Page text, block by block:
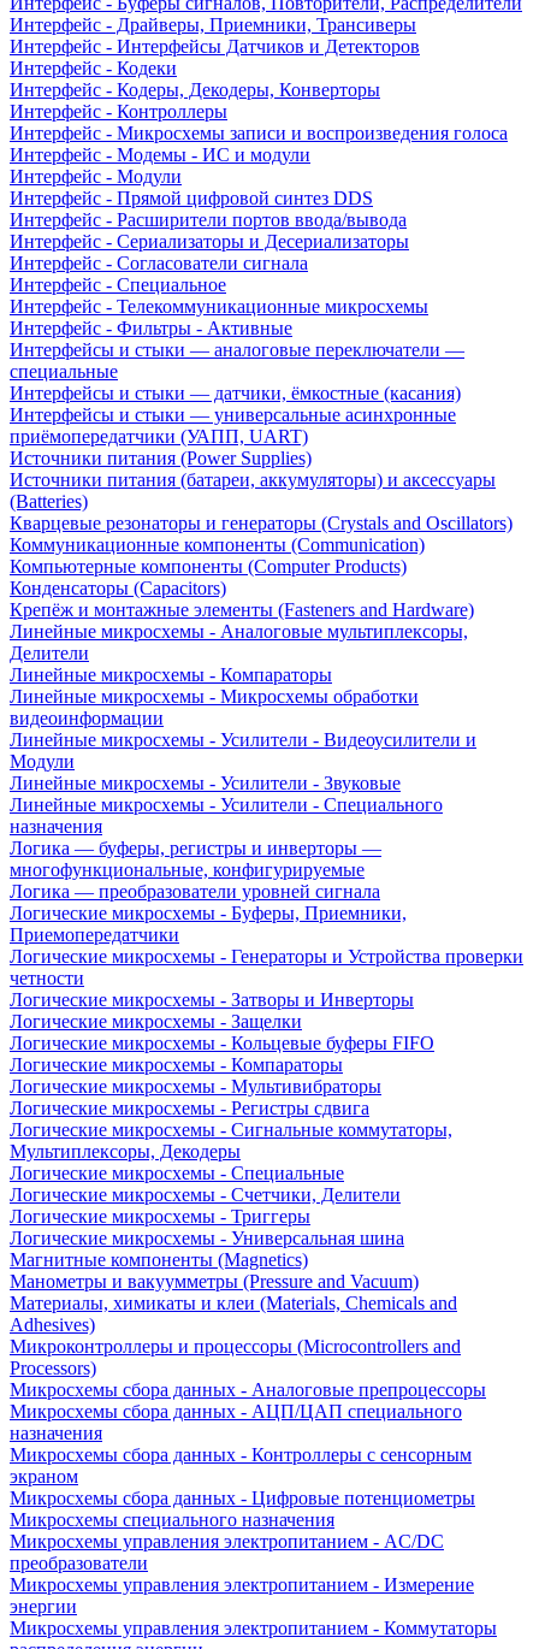
Интерфейс - Драйверы, Приемники, Трансиверы
Интерфейс - Интерфейсы Датчиков и Детекторов
Интерфейс - Кодеки
Интерфейс - Кодеры, Декодеры, Конверторы
Интерфейс - Контроллеры
Интерфейс - Микросхемы записи и воспроизведения голоса
Интерфейс - Модемы - ИС и модули
Интерфейс - Модули
Интерфейс - Прямой цифровой синтез DDS
Интерфейс - Расширители портов ввода/вывода
Интерфейс - Сериализаторы и Десериализаторы
Интерфейс - Согласователи сигнала
Интерфейс - Специальное
Интерфейс - Телекоммуникационные микросхемы
Интерфейс - Фильтры - Активные
Интерфейсы и стыки — аналоговые переключатели —
специальные
Интерфейсы и стыки — датчики, ёмкостные (касания)
Интерфейсы и стыки — универсальные асинхронные
приёмопередатчики (УАПП, UART)
Источники питания (Power Supplies)
Источники питания (батареи, аккумуляторы) и аксессуары
(Batteries)
Кварцевые резонаторы и генераторы (Crystals and Oscillators)
Коммуникационные компоненты (Communication)
Компьютерные компоненты (Computer Products)
Конденсаторы (Capacitors)
Крепёж и монтажные элементы (Fasteners and Hardware)
Линейные микросхемы - Аналоговые мультиплексоры,
Делители
Линейные микросхемы - Компараторы
Линейные микросхемы - Микросхемы обработки
видеоинформации
Линейные микросхемы - Усилители - Видеоусилители и
Модули
Линейные микросхемы - Усилители - Звуковые
Линейные микросхемы - Усилители - Специального
назначения
Логика — буферы, регистры и инверторы —
многофункциональные, конфигурируемые
Логика — преобразователи уровней сигнала
Логические микросхемы - Буферы, Приемники,
Приемопередатчики
Логические микросхемы - Генераторы и Устройства проверки
четности
Логические микросхемы - Затворы и Инверторы
Логические микросхемы - Защелки
Логические микросхемы - Кольцевые буферы FIFO
Логические микросхемы - Компараторы
Логические микросхемы - Мультивибраторы
Логические микросхемы - Регистры сдвига
Логические микросхемы - Сигнальные коммутаторы,
Мультиплексоры, Декодеры
Логические микросхемы - Специальные
Логические микросхемы - Счетчики, Делители
Логические микросхемы - Триггеры
Логические микросхемы - Универсальная шина
Магнитные компоненты (Magnetics)
Манометры и вакуумметры (Pressure and Vacuum)
Материалы, химикаты и клеи (Materials, Chemicals and
Adhesives)
Микроконтроллеры и процессоры (Microcontrollers and
Processors)
Микросхемы сбора данных - Аналоговые препроцессоры
Микросхемы сбора данных - АЦП/ЦАП специального
назначения
Микросхемы сбора данных - Контроллеры с сенсорным
экраном
Микросхемы сбора данных - Цифровые потенциометры
Микросхемы специального назначения
Микросхемы управления электропитанием - AC/DC
преобразователи
Микросхемы управления электропитанием - Измерение
энергии
Микросхемы управления электропитанием - Коммутаторы